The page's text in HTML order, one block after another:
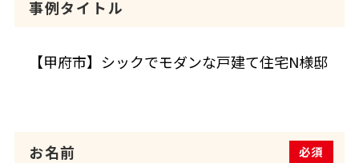
事例タイトル
お名前 必須